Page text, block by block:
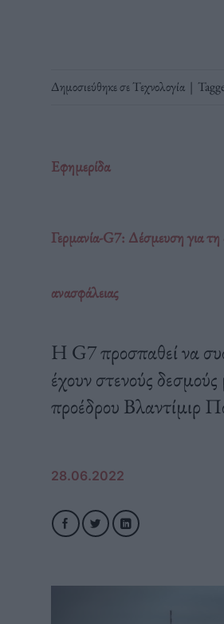
Δημοσιεύθηκε σεΤεχνολογία |
Εφημερίδα
Γερμανία-G7: Δέσμευση για τη
ανασφάλειας
Η G7 προσπαθεί να
έχουν στενούς
προέδρου Βλαντίμιρ
28.06.2022